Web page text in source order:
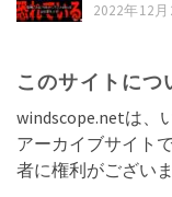
2022年12月
このサイトにつ
windscope.netは、
アーカイブサイト
者に権利がございま